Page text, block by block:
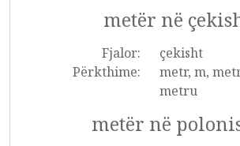
metër në
Fjalor:
çekisht
Përkthime:
metr, m,
metru
metër në